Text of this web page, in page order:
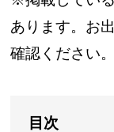
あります。お
確認ください。
目次